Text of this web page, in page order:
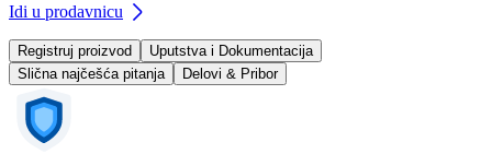
Idi u prodavnicu
Registruj proizvod
Uputstva i Dokumentacija
Slična najčešća pitanja
Delovi & Pribor